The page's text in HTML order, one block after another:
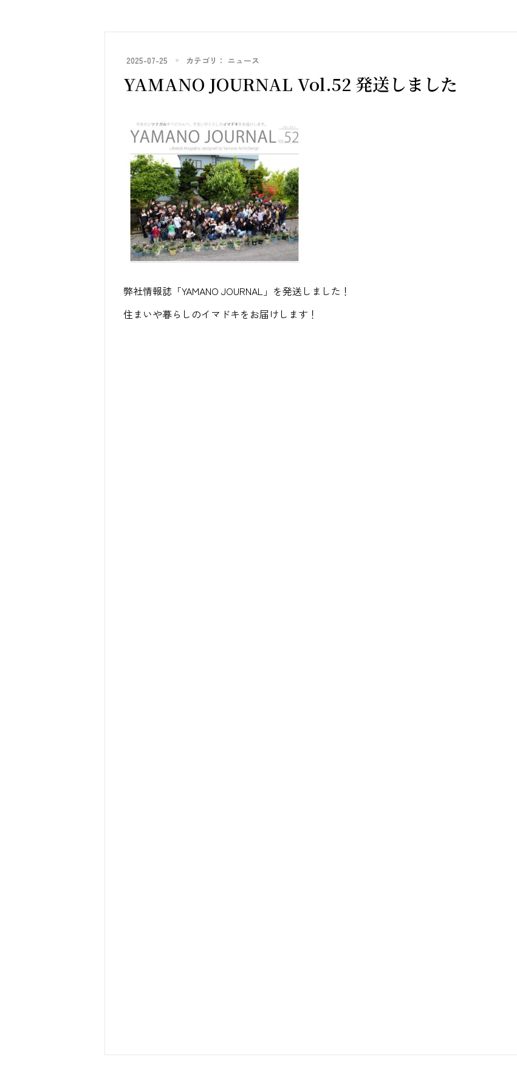
2025-07-25 カテゴリ： ニュース
YAMANO JOURNAL Vol.52 発送しました
弊社情報誌「YAMANO JOURNAL」を発送しました！
住まいや暮らしのイマドキをお届けします！